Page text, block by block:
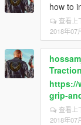
how to
查看上
2018年07
https://
grip-
查看上
2018年07